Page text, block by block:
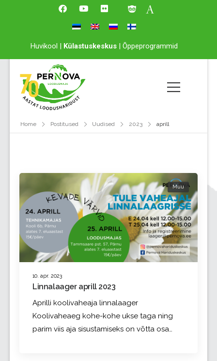
Huvikool | Külastuskeskus | Õppeprogrammid
Home Postitused Uudised 2023 aprill
10. apr. 2023
Muu
Linnalaager aprill 2023
Aprilli koolivaheaja linnalaager
Koolivaheaeg kohe-kohe ukse taga ning
parim viis aja sisustamiseks on võtta osa…